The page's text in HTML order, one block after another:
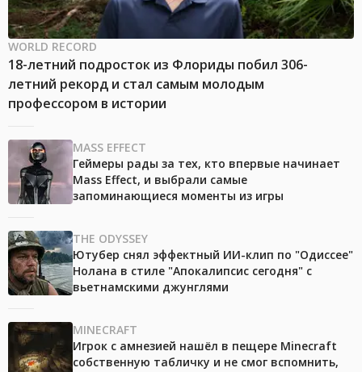
WORLD RECORD
18-летний подросток из Флориды побил 306-
летний рекорд и стал самым молодым
профессором в истории
MASS EFFECT
Геймеры рады за тех, кто впервые начинает
Mass Effect, и выбрали самые
запоминающиеся моменты из игры
THE ODYSSEY
Ютубер снял эффектный ИИ-клип по "Одиссее"
Нолана в стиле "Апокалипсис сегодня" с
вьетнамскими джунглями
MINECRAFT
Игрок с амнезией нашёл в пещере Minecraft
собственную табличку и не смог вспомнить,